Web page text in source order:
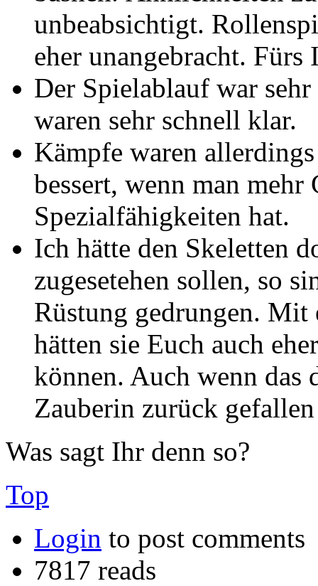
unbeabsichtigt.
eher unangebracht.
Der Spielablauf war
waren sehr schnell klar.
Kämpfe waren
bessert, wenn man
Spezialfähigkeiten hat.
Ich hätte den Skeletten
zugesetehen sollen, so
Rüstung gedrungen.
hätten sie Euch auch
können. Auch wenn das
Zauberin zurück
Was sagt Ihr denn so?
Top
Login to post comments
7817 reads